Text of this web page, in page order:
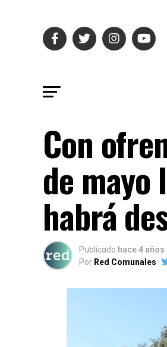
Con
de mayo
habrá
Publicado hace 4 años
Por Red Comunales